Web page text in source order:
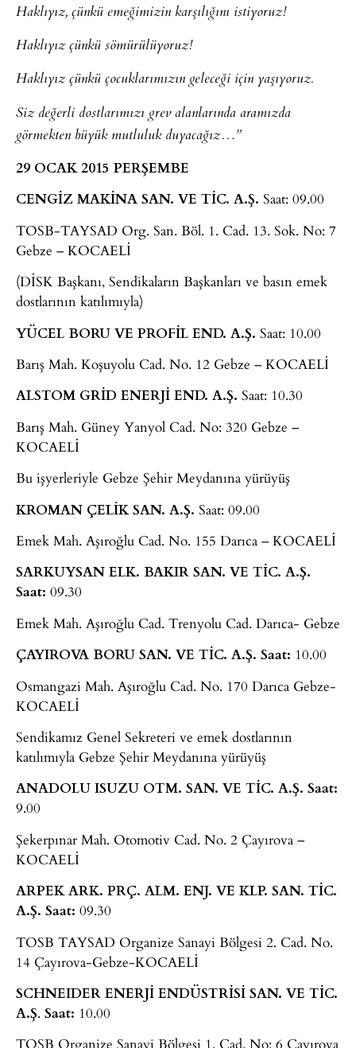
Haklıyız, çünkü emeğimizin karşılığını istiyoruz!
Haklıyız çünkü sömürülüyoruz!
Haklıyız çünkü çocuklarımızın geleceği için yaşıyoruz.
Siz değerli dostlarımızı grev alanlarında aramızda
görmekten büyük mutluluk duyacağız…”
29 OCAK 2015 PERŞEMBE
CENGİZ MAKİNA SAN. VE TİC. A.Ş. Saat: 09.00
TOSB-TAYSAD Org. San. Böl. 1. Cad. 13. Sok. No: 7
Gebze – KOCAELİ
(DİSK Başkanı, Sendikaların Başkanları ve basın emek
dostlarının katılımıyla)
YÜCEL BORU VE PROFİL END. A.Ş. Saat: 10.00
Barış Mah. Koşuyolu Cad. No. 12 Gebze – KOCAELİ
ALSTOM GRİD ENERJİ END. A.Ş. Saat: 10.30
Barış Mah. Güney Yanyol Cad. No: 320 Gebze –
KOCAELİ
Bu işyerleriyle Gebze Şehir Meydanına yürüyüş
KROMAN ÇELİK SAN. A.Ş. Saat: 09.00
Emek Mah. Aşıroğlu Cad. No. 155 Darıca – KOCAELİ
SARKUYSAN ELK. BAKIR SAN. VE TİC. A.Ş.
Saat: 09.30
Emek Mah. Aşıroğlu Cad. Trenyolu Cad. Darıca- Gebze
ÇAYIROVA BORU SAN. VE TİC. A.Ş. Saat: 10.00
Osmangazi Mah. Aşıroğlu Cad. No. 170 Darıca Gebze-
KOCAELİ
Sendikamız Genel Sekreteri ve emek dostlarının
katılımıyla Gebze Şehir Meydanına yürüyüş
ANADOLU ISUZU OTM. SAN. VE TİC. A.Ş. Saat:
9.00
Şekerpınar Mah. Otomotiv Cad. No. 2 Çayırova –
KOCAELİ
ARPEK ARK. PRÇ. ALM. ENJ. VE KLP. SAN. TİC.
A.Ş. Saat: 09.30
TOSB TAYSAD Organize Sanayi Bölgesi 2. Cad. No.
14 Çayırova-Gebze-KOCAELİ
SCHNEIDER ENERJİ ENDÜSTRİSİ SAN. VE TİC.
A.Ş. Saat: 10.00
TOSB Organize Sanayi Bölgesi 1. Cad. No: 6 Çayırova